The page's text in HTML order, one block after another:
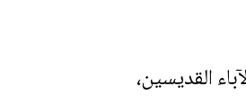
القديسين،